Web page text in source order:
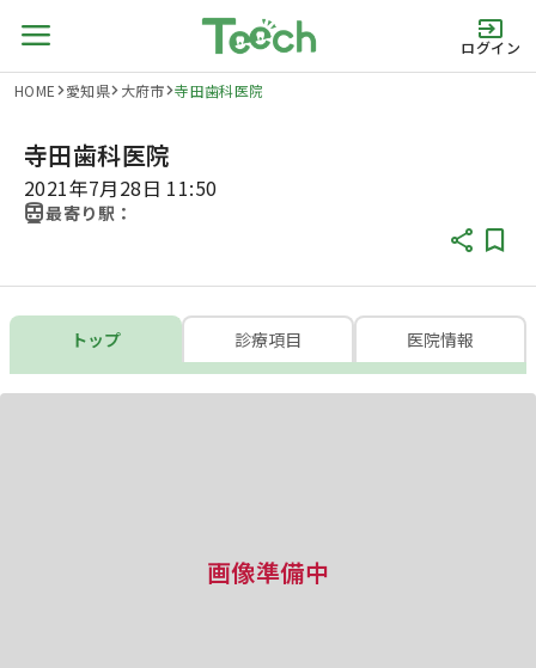
ログイン
HOME 愛知県 大府市 寺田歯科医院
寺田歯科医院
2021年7月28日 11:50
最寄り駅：
トップ 診療項目 医院情報
画像準備中